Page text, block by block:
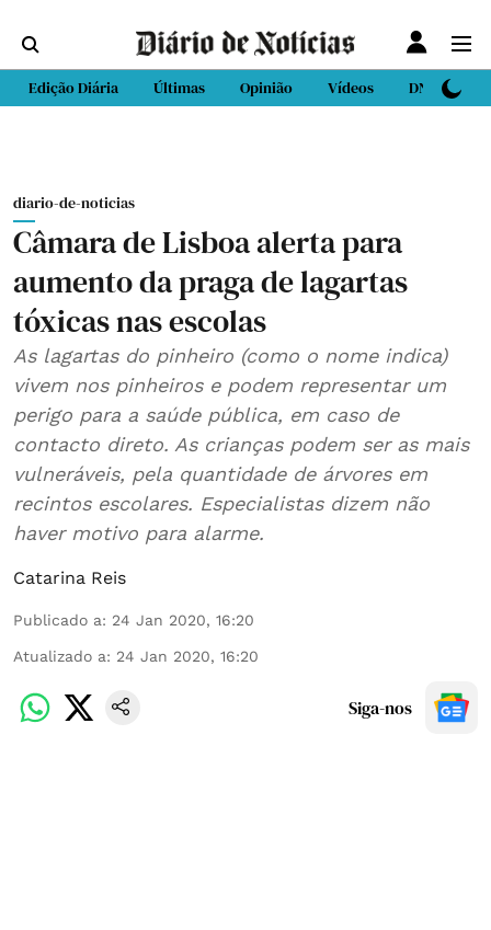
Edição Diária Últimas Opinião Vídeos DN Sport
diario-de-noticias
Câmara de Lisboa alerta para
aumento da praga de lagartas
tóxicas nas escolas
As lagartas do pinheiro (como o nome indica)
vivem nos pinheiros e podem representar um
perigo para a saúde pública, em caso de
contacto direto. As crianças podem ser as mais
vulneráveis, pela quantidade de árvores em
recintos escolares. Especialistas dizem não
haver motivo para alarme.
Catarina Reis
Publicado a: 24 Jan 2020, 16:20
Atualizado a: 24 Jan 2020, 16:20
Siga-nos